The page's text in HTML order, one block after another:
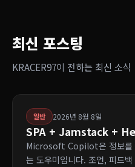
최신 포스팅
KRACER97이 전하는 최신 소식
일반 2026년 8월 8일
SPA + Jamstack +
Microsoft Copilot은 정보를
는 도우미입니다. 조언, 피드